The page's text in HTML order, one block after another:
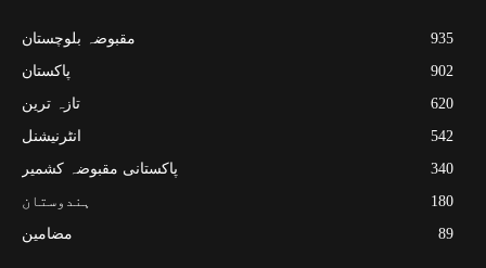
مقبوضہ بلوچستان
935
پاکستان
902
تازہ ترین
620
انٹرنیشنل
542
پاکستانی مقبوضہ کشمیر
340
ہندوستان
180
مضامین
89